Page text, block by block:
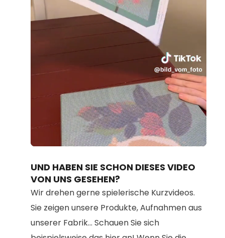
Unmute Loaded:
91.75%
UND HABEN SIE SCHON DIESES VIDEO
VON UNS GESEHEN?
Wir drehen gerne spielerische Kurzvideos.
Sie zeigen unsere Produkte, Aufnahmen aus
unserer Fabrik... Schauen Sie sich